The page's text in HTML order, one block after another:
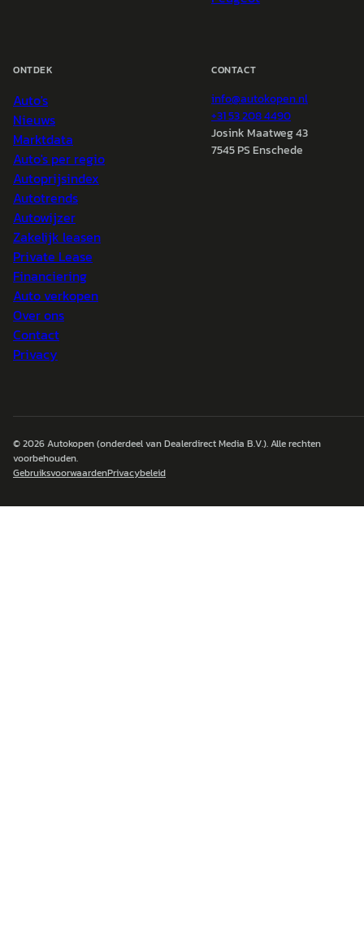
ONTDEK
Auto's
Nieuws
Marktdata
Auto's per regio
Autoprijsindex
Autotrends
Autowijzer
Zakelijk leasen
Private Lease
Financiering
Auto verkopen
Over ons
Contact
Privacy
CONTACT
info@autokopen.nl
+31 53 208 4490
Josink Maatweg 43
7545 PS Enschede
© 2026Autokopen(onderdeel van Dealerdirect Media B.V.). Alle rechten
voorbehouden.
GebruiksvoorwaardenPrivacybeleid